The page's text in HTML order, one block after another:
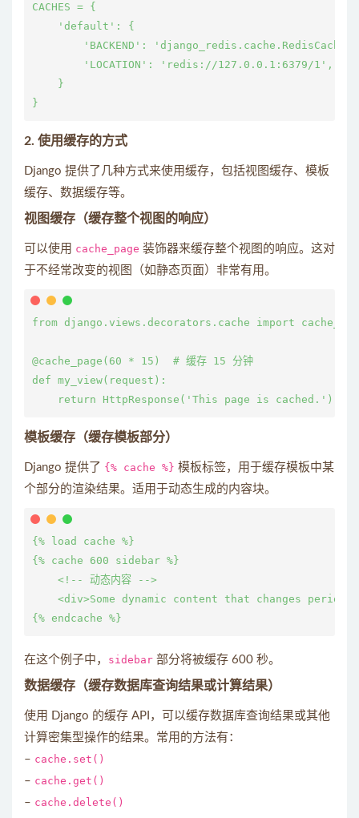
CACHES = {
    'default': {
        'BACKEND': 'django_redis.cache.RedisCache',
'LOCATION': 'redis://127.0.0.1:6379/1',  #
    }
2. 使用缓存的方式
Django 提供了几种方式来使用缓存，包括视图缓存、模板
缓存、数据缓存等。
视图缓存 （缓存整个视图的响应）
可以使用 cache_page 装饰器来缓存整个视图的响应。这对
于不经常改变的视图（如静态页面）非常有用。
from django.views.decorators.cache import
@cache_page(60 * 15)  # 缓存 15 分钟
def my_view(request):
模板缓存 （缓存模板部分）
Django 提供了 {% cache %} 模板标签，用于缓存模板中某
个部分的渲染结果。适用于动态生成的内容块。
{% load cache %}
{% cache 600 sidebar %}
    <!-- 动态内容 -->
<div>Some dynamic content that changes
在这个例子中， sidebar 部分将被缓存 600 秒。
数据缓存 （缓存数据库查询结果或计算结果）
使用 Django 的缓存 API，可以缓存数据库查询结果或其他
计算密集型操作的结果。常用的方法有：
– cache.set()
– cache.get()
– cache.delete()